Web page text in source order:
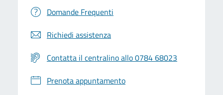
Domande Frequenti
Richiedi assistenza
Contatta il centralino allo 0784 68023
Prenota appuntamento